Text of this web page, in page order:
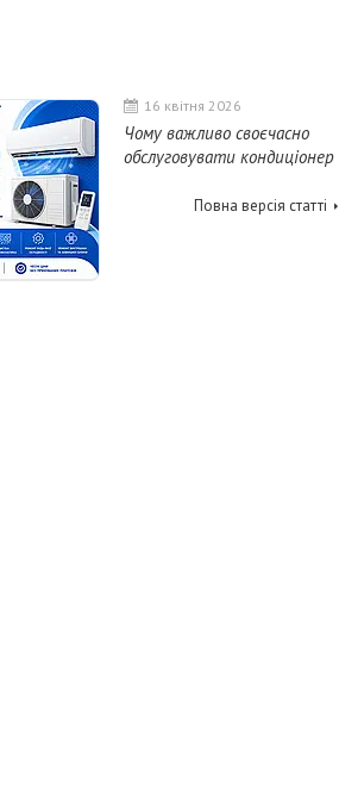
16 квітня 2026
Чому важливо своєчасно
обслуговувати кондиціонер
Повна версія статті